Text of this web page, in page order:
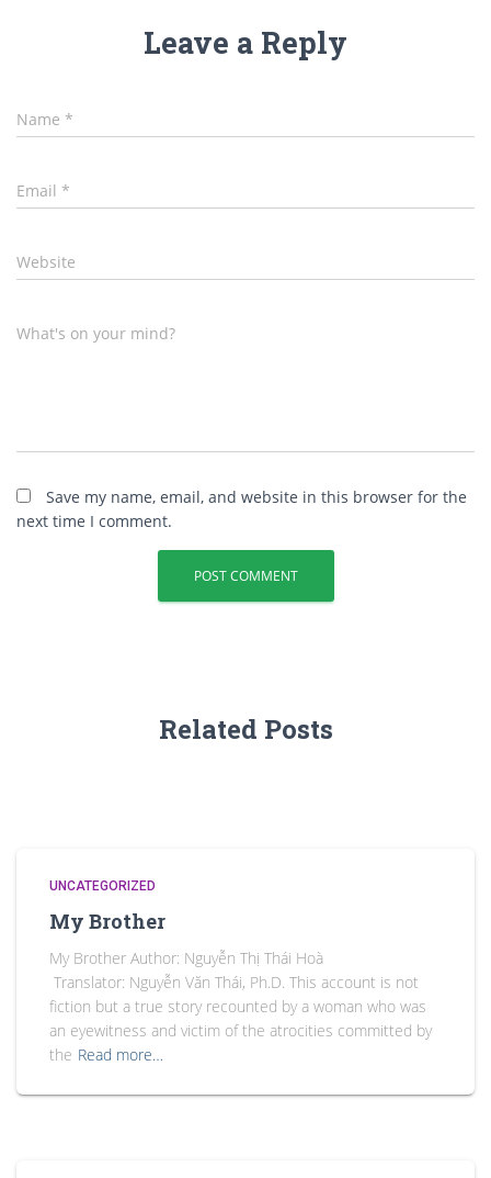
Leave a Reply
Name *
Email *
Website
What's on your mind?
Save my name, email, and website in this browser for the
next time I comment.
Related Posts
UNCATEGORIZED
My Brother
My Brother Author: Nguyễn Thị Thái Hoà
Translator: Nguyễn Văn Thái, Ph.D. This account is not
fiction but a true story recounted by a woman who was
an eyewitness and victim of the atrocities committed by
the Read more…